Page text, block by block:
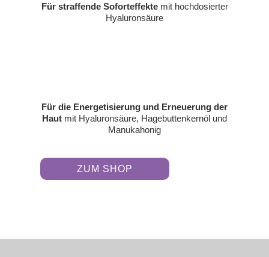
Für straffende Soforteffektemit hochdosierter
Hyaluronsäure
Für die Energetisierung und Erneuerung der
Haut mit Hyaluronsäure, Hagebuttenkernöl und
Manukahonig
ZUM SHOP